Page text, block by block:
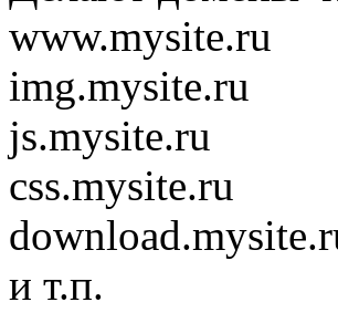
www.mysite.ru
img.mysite.ru
js.mysite.ru
css.mysite.ru
и т.п.